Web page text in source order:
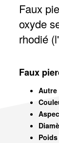
Faux
oxyde
rhodié
Faux
Autre